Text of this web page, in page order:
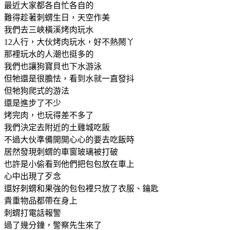
最近大家都各自忙各自的
難得趁著刺蝟生日，天空作美
我們去三峽橫溪烤肉玩水
12人行，大伙烤肉玩水，好不熱鬧丫
那裡玩水的人潮也挺多的
我們也讓狗寶貝也下水游泳
但牠還是很膽怯，看到水就一直發抖
但牠狗爬式的游法
還是進步了不少
烤完肉，也玩得差不多了
我們決定去附近的土雞城吃飯
不過大伙準備開開心心的要去吃飯時
居然發現刺蝟的車窗玻璃被打破
也許是小偷看到他們把包包放在車上
心中出現了歹念
還好刺蝟和果強的包包裡只放了衣服、鑰匙
貴重物品都帶在身上
刺蝟打電話報警
過了幾分鐘，警察先生來了